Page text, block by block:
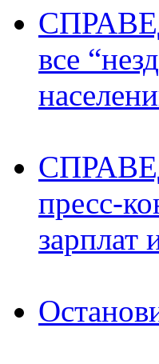
все
пресс-
зарплат